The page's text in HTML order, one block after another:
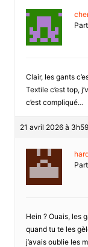
Clair, les gants
Textile c’est top,
c’est compliqué…
21 avril 2026 à 3h59
Hein ? Ouais, les
quand tu te les
j’avais oublie les